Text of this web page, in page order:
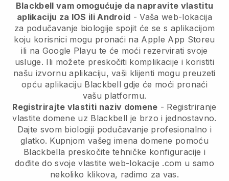
Blackbell vam omogućuje da napravite vlastitu
aplikaciju za IOS ili Android - Vaša web-lokacija
za podučavanje biologije spojit će se s aplikacijom
koju korisnici mogu pronaći na Apple App Storeu
ili na Google Playu te će moći rezervirati svoje
usluge. Ili možete preskočiti komplikacije i koristiti
našu izvornu aplikaciju, vaši klijenti mogu preuzeti
opću aplikaciju Blackbell gdje će moći pronaći
vašu platformu.
Registrirajte vlastiti naziv domene - Registriranje
vlastite domene uz Blackbell je brzo i jednostavno.
Dajte svom biologiji podučavanje profesionalno i
glatko. Kupnjom vašeg imena domene pomoću
Blackbella preskočite tehničke konfiguracije i
dođite do svoje vlastite web-lokacije .com u samo
nekoliko klikova, radimo za vas.